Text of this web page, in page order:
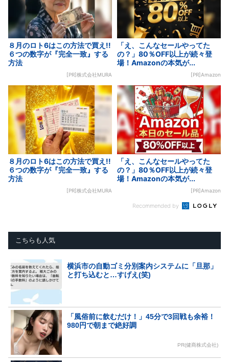
８月のロト6はこの方法で買え!!
６つの数字が『完全一致』する
方法
[PR]株式会社MURA
「え、こんなセールやってた
の？」80％OFF以上が続々登
場！Amazonの本気が...
[PR]Amazon
８月のロト6はこの方法で買え!!
６つの数字が『完全一致』する
方法
[PR]株式会社MURA
「え、こんなセールやってた
の？」80％OFF以上が続々登
場！Amazonの本気が...
[PR]Amazon
Recommended by
こちらも人気
横浜市の自動ゴミ分別案内システムに「旦那」
と打ち込むと…すげえ(笑)
「風俗前に飲むだけ！」45分で3回戦も余裕！
980円で朝まで絶好調
PR(健商株式会社)